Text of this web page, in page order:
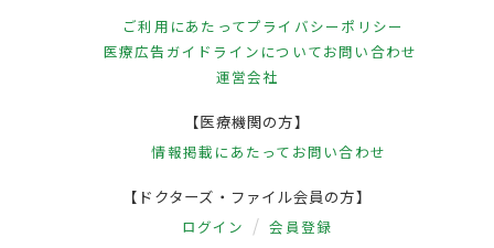
ご利用にあたってプライバシーポリシー
医療広告ガイドラインについてお問い合わせ
運営会社
【医療機関の方】
情報掲載にあたって お問い合わせ
【ドクターズ・ファイル会員の方】
ログイン 会員登録